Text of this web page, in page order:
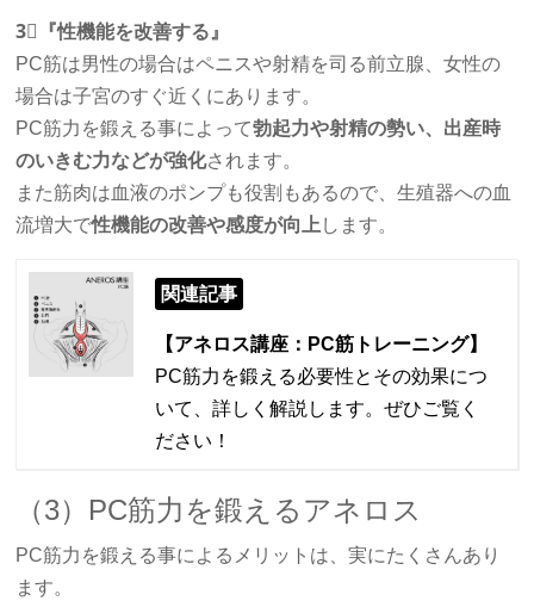
3⃣『性機能を改善する』
PC筋は男性の場合はペニスや射精を司る前立腺、女性の
場合は子宮のすぐ近くにあります。
PC筋力を鍛える事によって勃起力や射精の勢い、出産時
のいきむ力などが強化されます。
また筋肉は血液のポンプも役割もあるので、生殖器への血
流増大で性機能の改善や感度が向上 します。
関連記事
【アネロス講座：PC筋トレーニング】
PC筋力を鍛える必要性とその効果につ
いて、詳しく解説します。ぜひご覧く
ださい！
（3）PC筋力を鍛えるアネロス
PC筋力を鍛える事によるメリットは、実にたくさんあり
ます。